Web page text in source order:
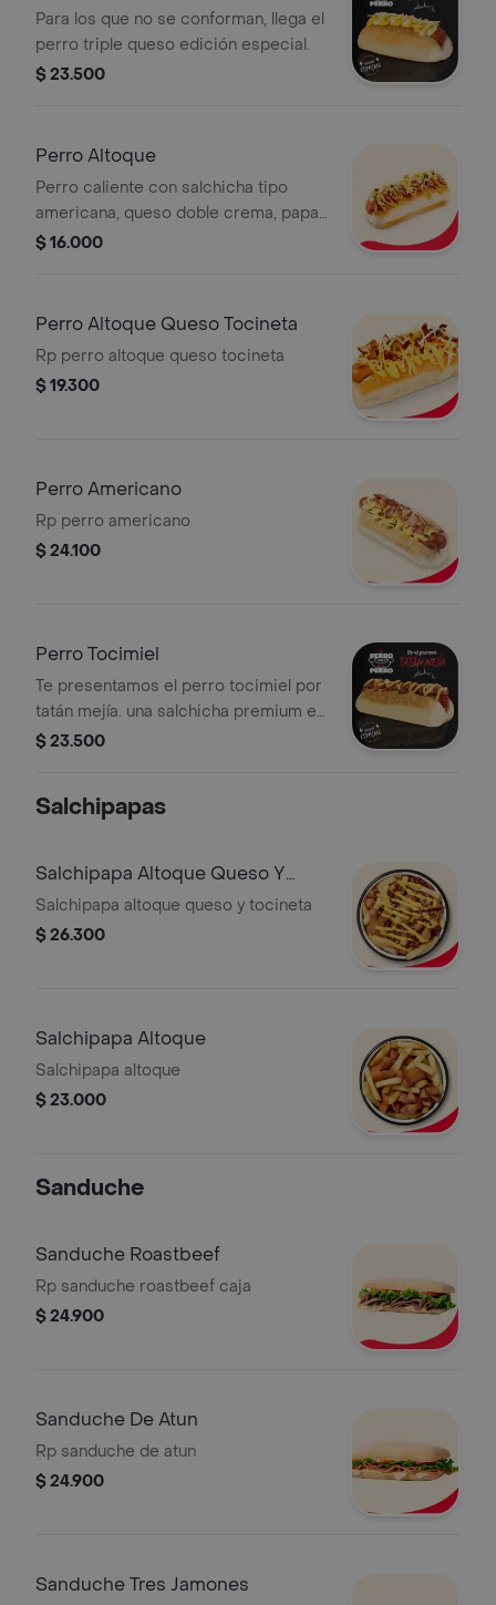
Para los que no se conforman, llega el
perro triple queso edición especial.
$ 23.500
Perro Altoque
Perro caliente con salchicha tipo
americana, queso doble crema, papa
callejera, pepinillos, cebolla
$ 16.000
Perro Altoque Queso Tocineta
Rp perro altoque queso tocineta
$ 19.300
Perro Americano
Rp perro americano
$ 24.100
Perro Tocimiel
Te presentamos el perro tocimiel por
tatán mejía. una salchicha premium en
pan suave, coronada con tocineta
picante).
$ 23.500
Salchipapas
Salchipapa Altoque Queso Y
Tocineta
Salchipapa altoque queso y tocineta
$ 26.300
Salchipapa Altoque
Salchipapa altoque
$ 23.000
Sanduche
Sanduche Roastbeef
Rp sanduche roastbeef caja
$ 24.900
Sanduche De Atun
Rp sanduche de atun
$ 24.900
Sanduche Tres Jamones